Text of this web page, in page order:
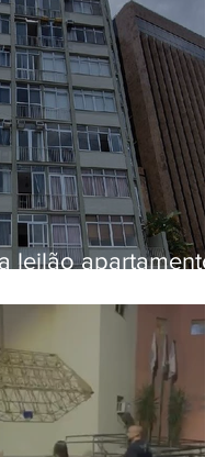
leilão apartamento